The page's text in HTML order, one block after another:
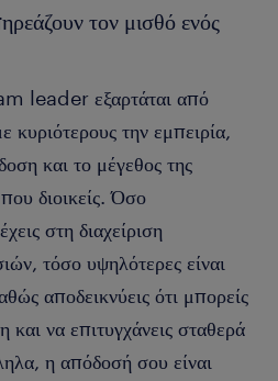
τον μισθό ενός
leader εξαρτάται από
κυριότερους την εμπειρία,
και το μέγεθος της
διοικείς. Όσο
στη διαχείριση
τόσο υψηλότερες είναι
αποδεικνύεις ότι μπορείς
και να επιτυγχάνεις σταθερά
η απόδοσή σου είναι